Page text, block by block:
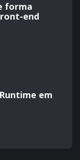
forma
end
em